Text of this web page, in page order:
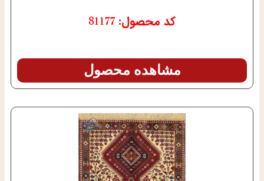
کد محصول: 81177
مشاهده محصول